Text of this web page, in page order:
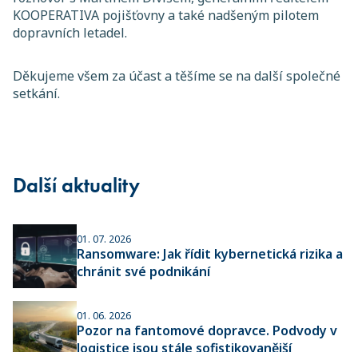
KOOPERATIVA pojišťovny a také nadšeným pilotem
dopravních letadel.
Děkujeme všem za účast a těšíme se na další společné
setkání.
Další aktuality
01. 07. 2026
Ransomware: Jak řídit kybernetická rizika a
chránit své podnikání
01. 06. 2026
Pozor na fantomové dopravce. Podvody v
logistice jsou stále sofistikovanější